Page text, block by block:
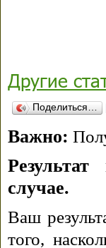
Другие
Поделиться…
Важно:
случае.
Ваш
того,